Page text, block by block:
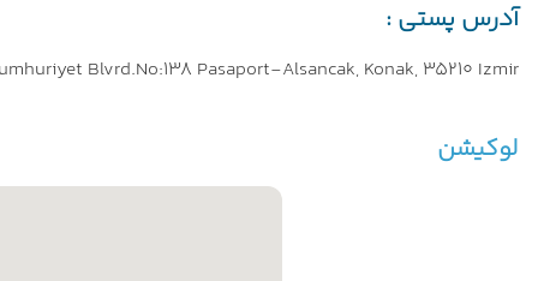
آدرس پستی :
Blvrd.No:138 Pasaport-Alsancak, Konak, 35210 Izmir
لوکیشن